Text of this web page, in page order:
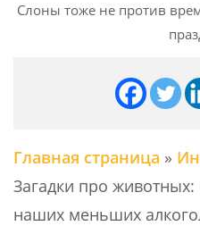
Слоны тоже не против
Главная страница »
Загадки про
наших меньших